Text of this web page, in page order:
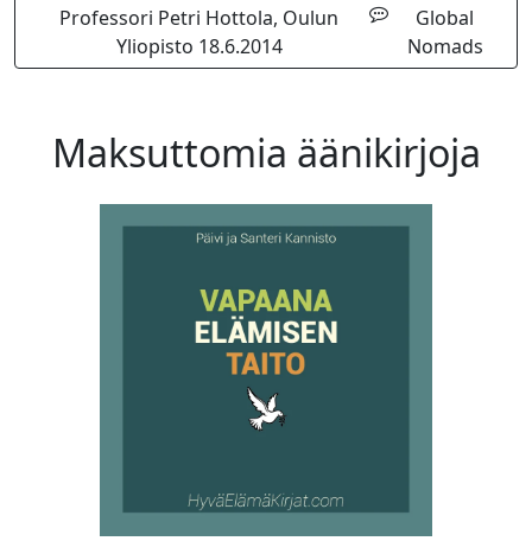
Professori Petri Hottola, Oulun
Yliopisto 18.6.2014
Global
Nomads
Maksuttomia äänikirjoja